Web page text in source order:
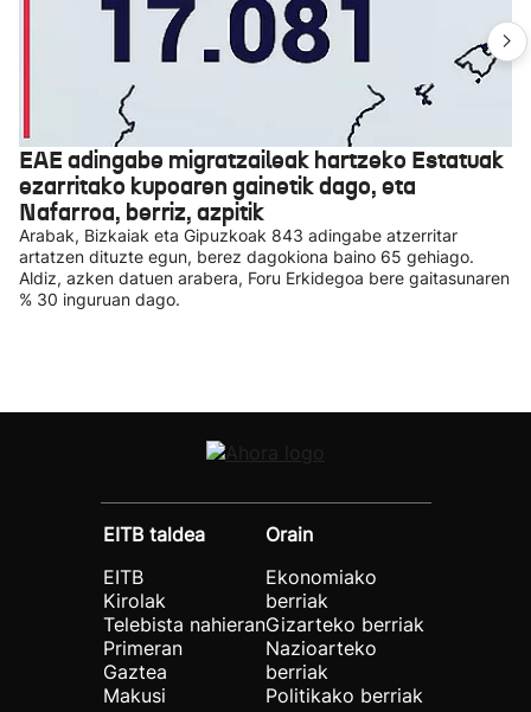
EAE adingabe migratzaileak hartzeko Estatuak
ezarritako kupoaren gainetik dago, eta
Nafarroa, berriz, azpitik
Arabak, Bizkaiak eta Gipuzkoak 843 adingabe atzerritar
artatzen dituzte egun, berez dagokiona baino 65 gehiago.
Aldiz, azken datuen arabera, Foru Erkidegoa bere gaitasunaren
% 30 inguruan dago.
EITB taldea
EITB
Kirolak
Telebista nahieran
Primeran
Gaztea
Makusi
Orain
Ekonomiako
berriak
Gizarteko berriak
Nazioarteko
berriak
Politikako berriak